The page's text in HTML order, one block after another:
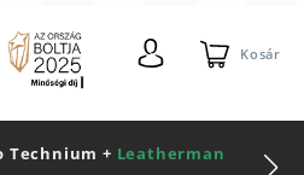
Kosár
Technium + Leatherman